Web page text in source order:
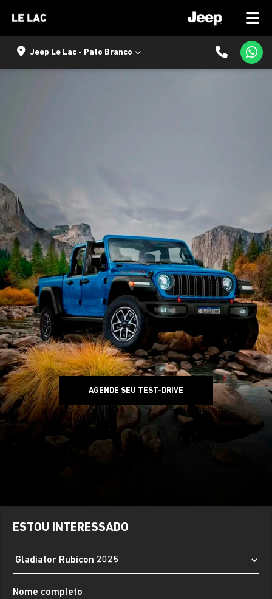
Jeep Le Lac - Pato Branco
ESTOU INTERESSADO
AGENDE SEU TEST-DRIVE